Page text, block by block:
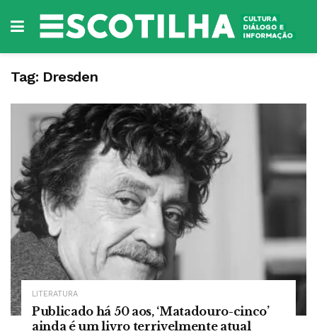
Tag: Dresden
LITERATURA
Publicado há 50 aos, ‘Matadouro-cinco’
ainda é um livro terrivelmente atual